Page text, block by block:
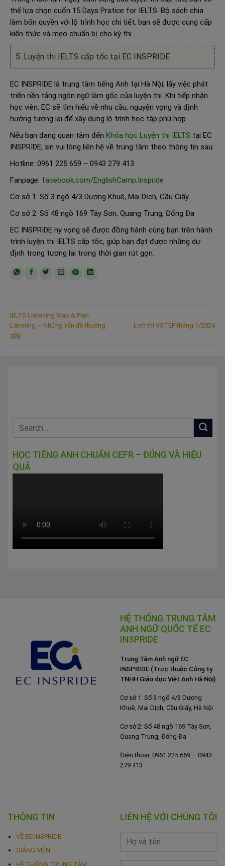
thể lựa chọn cuốn 15 Days Pratice for IELTS. Bộ sách chia
làm bốn quyền với lộ trình học chi tiết, bạn sẽ được cung cấp
kiến thức và mẹo chuẩn bị cho kỳ thi.
5. Luyện thi IELTS cấp tốc tại EC INSPRIDE
EC INSPRIDE là trung tâm tiếng Anh tại Hà Nội, lấy việc phát
triển nền tảng ngôn ngữ làm gốc của luyện thi. Khi tiếp nhận
học viên, EC sẽ tìm hiểu về nhu cầu, nguyện vọng và định
hướng tương lai để xây dựng lộ trình học tập phù hợp.
Nếu bạn đang quan tâm đến Khóa học Luyện thi IELTS tại EC
INSPRIDE, xin vui lòng liên hệ về trung tâm theo thông tin sau:
Hotline: 0961 225 659 – 0943 279 413
Fanpage: facebook.com/EnglishCamp.Inspride
Cơ sở 1: Số 3 ngõ 4/3 Dương Khuê, Mai Dịch, Cầu Giấy
Cơ sở 2: Số 48 ngõ 169 Tây Sơn, Quang Trung, Đống Đa
EC INSPRIDE hy vọng sẽ được đồng hành cùng bạn trên hành
trình luyện thi IELTS cấp tốc, giúp bạn đạt được những dự
định trong tương lai trong thời gian rút gọn.
IELTS Listening Map & Plan
Labeling – Những vấn đề thường
gặp
Lịch thi VSTEP tháng 1/2024
HỌC TIẾNG ANH CHUẨN CEFR – ĐÚNG VÀ HIỆU
QUẢ
HỆ THỐNG TRUNG TÂM
ANH NGỮ QUỐC TẾ EC
INSPRIDE
Trung Tâm Anh ngữ EC
INSPRIDE (Trực thuộc Công ty
TNHH Giáo dục Việt Anh Hà Nội)
Cơ sở 1: Số 3 ngõ 4/3 Dương
Khuê, Mai Dịch, Cầu Giấy, Hà Nội
Cơ sở 2: Số 48 ngõ 169 Tây Sơn,
Quang Trung, Đống Đa
Điện thoại: 0961 225 659 – 0943
279 413
THÔNG TIN
VỀ EC INSPRIDE
GIẢNG VIÊN
HỆ THỐNG TRUNG TÂM
LIÊN HỆ VỚI CHÚNG TÔI